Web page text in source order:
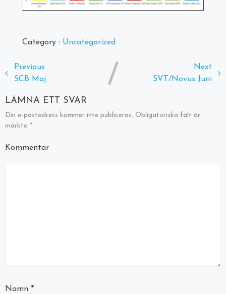
Category : Uncategorized
Previous
SCB Maj
Next
SVT/Novus Juni
LÄMNA ETT SVAR
Din e-postadress kommer inte publiceras. Obligatoriska fält är
märkta *
Kommentar
Namn *